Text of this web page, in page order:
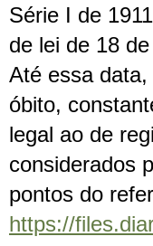
Série I de
de lei de 18
Até essa
óbito,
legal ao de
considerados
pontos do
https://